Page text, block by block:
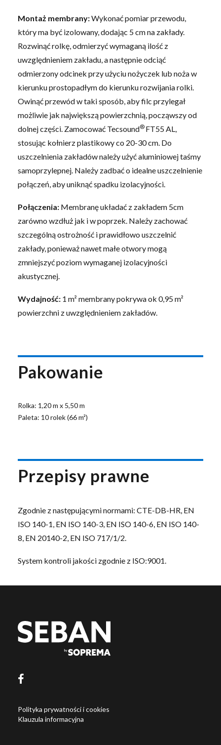
Montaż membrany:Wykonać pomiar przewodu,
który ma być izolowany, dodając 5 cm na zakłady.
Rozwinąć rolkę, odmierzyć wymaganą ilość z
uwzględnieniem zakładu, a następnie odciąć
odmierzony odcinek przy użyciu nożyczek lub noża w
kierunku prostopadłym do kierunku rozwijania rolki.
Owinąć przewód w taki sposób, aby filc przylegał
możliwie jak największą powierzchnią, począwszy od
dolnej części. Zamocować Tecsound® FT55 AL,
stosując kołnierz plastikowy co 20-30 cm. Do
uszczelnienia zakładów należy użyć aluminiowej taśmy
samoprzylepnej. Należy zadbać o idealne uszczelnienie
połączeń, aby uniknąć spadku izolacyjności.
Połączenia: Membranę układać z zakładem 5cm
zarówno wzdłuż jak i w poprzek. Należy zachować
szczególną ostrożność i prawidłowo uszczelnić
zakłady, ponieważ nawet małe otwory mogą
zmniejszyć poziom wymaganej izolacyjności
akustycznej.
Wydajność: 1 m² membrany pokrywa ok 0,95 m²
powierzchni z uwzględnieniem zakładów.
Pakowanie
Rolka: 1,20 m x 5,50 m
Paleta: 10 rolek (66 m²)
Przepisy prawne
Zgodnie z następującymi normami: CTE-DB-HR, EN
ISO 140-1, EN ISO 140-3, EN ISO 140-6, EN ISO 140-
8, EN 20140-2, EN ISO 717/1/2.
System kontroli jakości zgodnie z ISO:9001.
Polityka prywatności i cookies
Klauzula informacyjna